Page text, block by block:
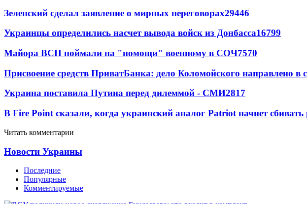
Зеленский сделал заявление о мирных переговорах29446
Украинцы определились насчет вывода войск из Донбасса16799
Майора ВСП поймали на "помощи" военному в СОЧ7570
Присвоение средств ПриватБанка: дело Коломойского направлено в
Украина поставила Путина перед дилеммой - СМИ2817
В Fire Point сказали, когда украинский аналог Patriot начнет
Читать комментарии
Новости Украины
Последние
Популярные
Комментируемые